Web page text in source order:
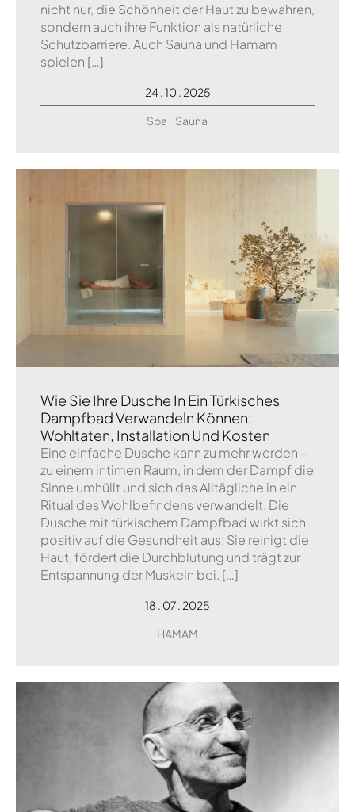
nicht nur, die Schönheit der Haut zu bewahren,
sondern auch ihre Funktion als natürliche
Schutzbarriere. Auch Sauna und Hamam
spielen […]
24 . 10 . 2025
Spa
Sauna
Wie Sie Ihre Dusche In Ein Türkisches
Dampfbad Verwandeln Können:
Wohltaten, Installation Und Kosten
Eine einfache Dusche kann zu mehr werden –
zu einem intimen Raum, in dem der Dampf die
Sinne umhüllt und sich das Alltägliche in ein
Ritual des Wohlbefindens verwandelt. Die
Dusche mit türkischem Dampfbad wirkt sich
positiv auf die Gesundheit aus: Sie reinigt die
Haut, fördert die Durchblutung und trägt zur
Entspannung der Muskeln bei. […]
18 . 07 . 2025
HAMAM